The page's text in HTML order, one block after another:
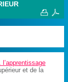
l’apprentissage
et de la